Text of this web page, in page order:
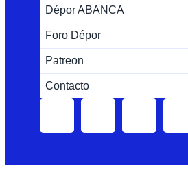
Dépor ABANCA
Foro Dépor
Patreon
Contacto